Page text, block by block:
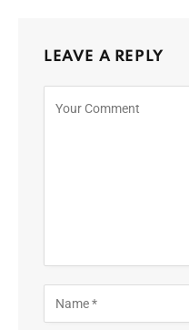
LEAVE A REPLY